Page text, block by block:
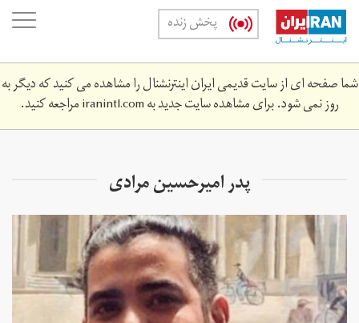
Skip
main
content
پخش زنده
شما صفحه ای از سایت قدیمی ایران اینترنشنال را مشاهده می کنید که دیگر به
روز نمی شود. برای مشاهده سایت جدید بهiranintl.comمراجعه کنید.
پدر امیرحسین مرادی